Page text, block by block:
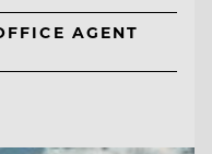
AGENT